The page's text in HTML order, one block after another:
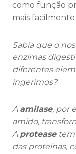
como função
mais
Sabia que o
enzimas
diferentes
ingerimos?
A amilase, por
amido,
A proteasetem
das proteínas,